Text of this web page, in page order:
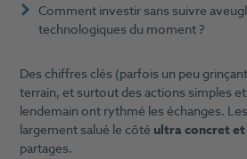
Comment investir sans suivre
technologiques du moment ?
Des chiffres clés (parfois un peu
terrain, et surtout des actions simples
lendemain ont rythmé les échanges.
largement salué le côté ultra concret
partages.